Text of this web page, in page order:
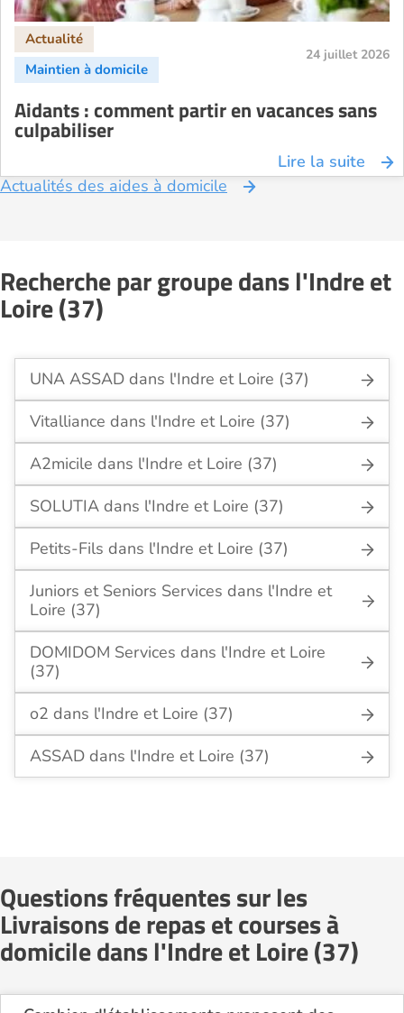
24 juillet 2026
Aidants : comment partir en vacances sans
culpabiliser
Lire la suite
Actualités des aides à domicile
Recherche par groupe dans l'Indre et
Loire (37)
UNA ASSAD dans l'Indre et Loire (37)
Vitalliance dans l'Indre et Loire (37)
A2micile dans l'Indre et Loire (37)
SOLUTIA dans l'Indre et Loire (37)
Petits-Fils dans l'Indre et Loire (37)
Juniors et Seniors Services dans l'Indre et
Loire (37)
DOMIDOM Services dans l'Indre et Loire
(37)
o2 dans l'Indre et Loire (37)
ASSAD dans l'Indre et Loire (37)
Questions fréquentes sur les
Livraisons de repas et courses à
domicile dans l'Indre et Loire (37)